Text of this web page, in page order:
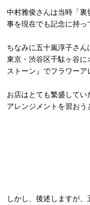
中村雅俊さんは当時「
事を現在でも記念に持っ
ちなみに五十嵐淳子さ
東京・渋谷区千駄ヶ谷
ストーン』でフラワーア
お店はとても繁盛して
アレンジメントを習おう
しかし、後述しますが